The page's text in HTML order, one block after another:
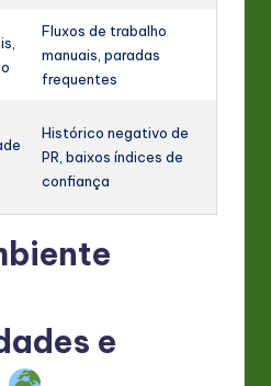
Fluxos de trabalho
manuais, paradas
frequentes
Histórico negativo de
PR, baixos índices de
confiança
e